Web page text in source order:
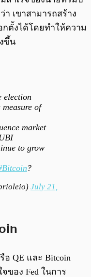
า เขาสามารถสร้าง
ตั้งได้โดยทำให้ความ
ขึ้น
election
of
market
to grow
?
July 21,
QE และ Bitcoin
ของ Fed ในการ